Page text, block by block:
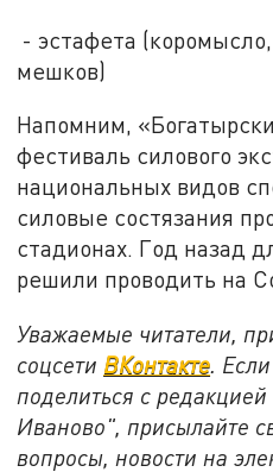
- эстафета
мешков)
Напомним,
фестиваль силового
национальных видов
силовые состязания
стадионах. Год назад
решили проводить на
Уважаемые читатели,
соцсети ВКонтакте.
поделиться с
Иваново", присылайте
вопросы, новости на